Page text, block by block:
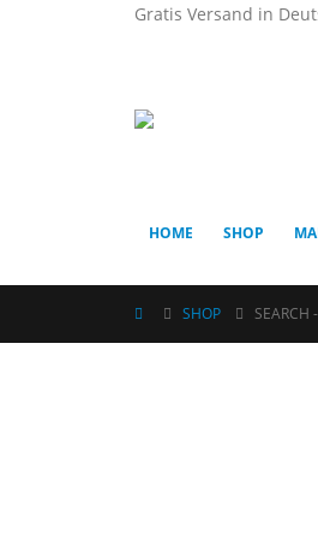
Gratis Versand in
HOME SHOP
SHOP SEARCH